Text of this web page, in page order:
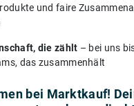
und faire
die zählt – bei uns
das zusammenhält
bei Marktkauf!